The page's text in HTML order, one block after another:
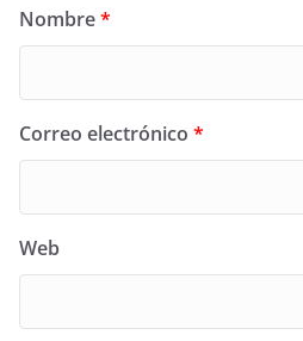
Nombre*
Correo electrónico *
Web